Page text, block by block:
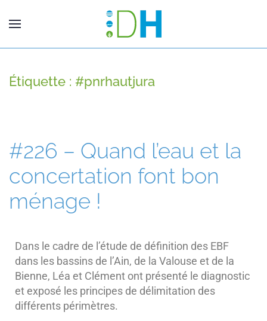
Étiquette : #pnrhautjura
#226 – Quand l’eau et la
concertation font bon
ménage !
Dans le cadre de l’étude de définition des EBF
dans les bassins de l’Ain, de la Valouse et de la
Bienne, Léa et Clément ont présenté le diagnostic
et exposé les principes de délimitation des
différents périmètres.